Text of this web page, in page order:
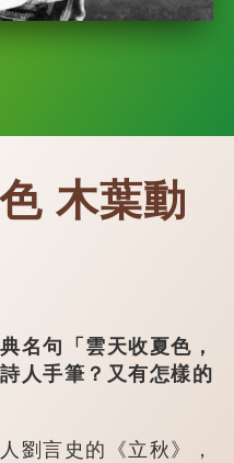
木葉動
句「雲天收夏色，
人手筆？又有怎樣的
言史的《立秋》，